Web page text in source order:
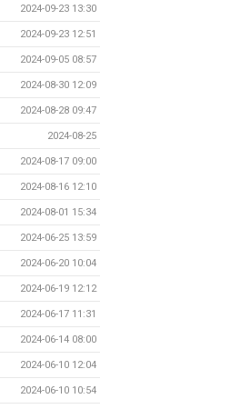
2024-09-23 13:30
2024-09-23 12:51
2024-09-05 08:57
2024-08-30 12:09
2024-08-28 09:47
2024-08-25
2024-08-17 09:00
2024-08-16 12:10
2024-08-01 15:34
2024-06-25 13:59
2024-06-20 10:04
2024-06-19 12:12
2024-06-17 11:31
2024-06-14 08:00
2024-06-10 12:04
2024-06-10 10:54